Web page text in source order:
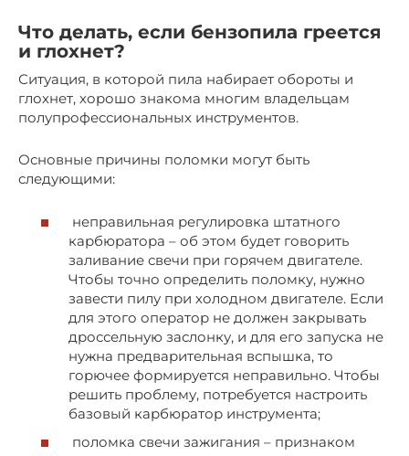
Что делать, если бензопила греется
и глохнет?
Ситуация, в которой пила набирает обороты и
глохнет, хорошо знакома многим владельцам
полупрофессиональных инструментов.
Основные причины поломки могут быть
следующими:
неправильная регулировка штатного
карбюратора – об этом будет говорить
заливание свечи при горячем двигателе.
Чтобы точно определить поломку, нужно
завести пилу при холодном двигателе. Если
для этого оператор не должен закрывать
дроссельную заслонку, и для его запуска не
нужна предварительная вспышка, то
горючее формируется неправильно. Чтобы
решить проблему, потребуется настроить
базовый карбюратор инструмента;
поломка свечи зажигания – признаком